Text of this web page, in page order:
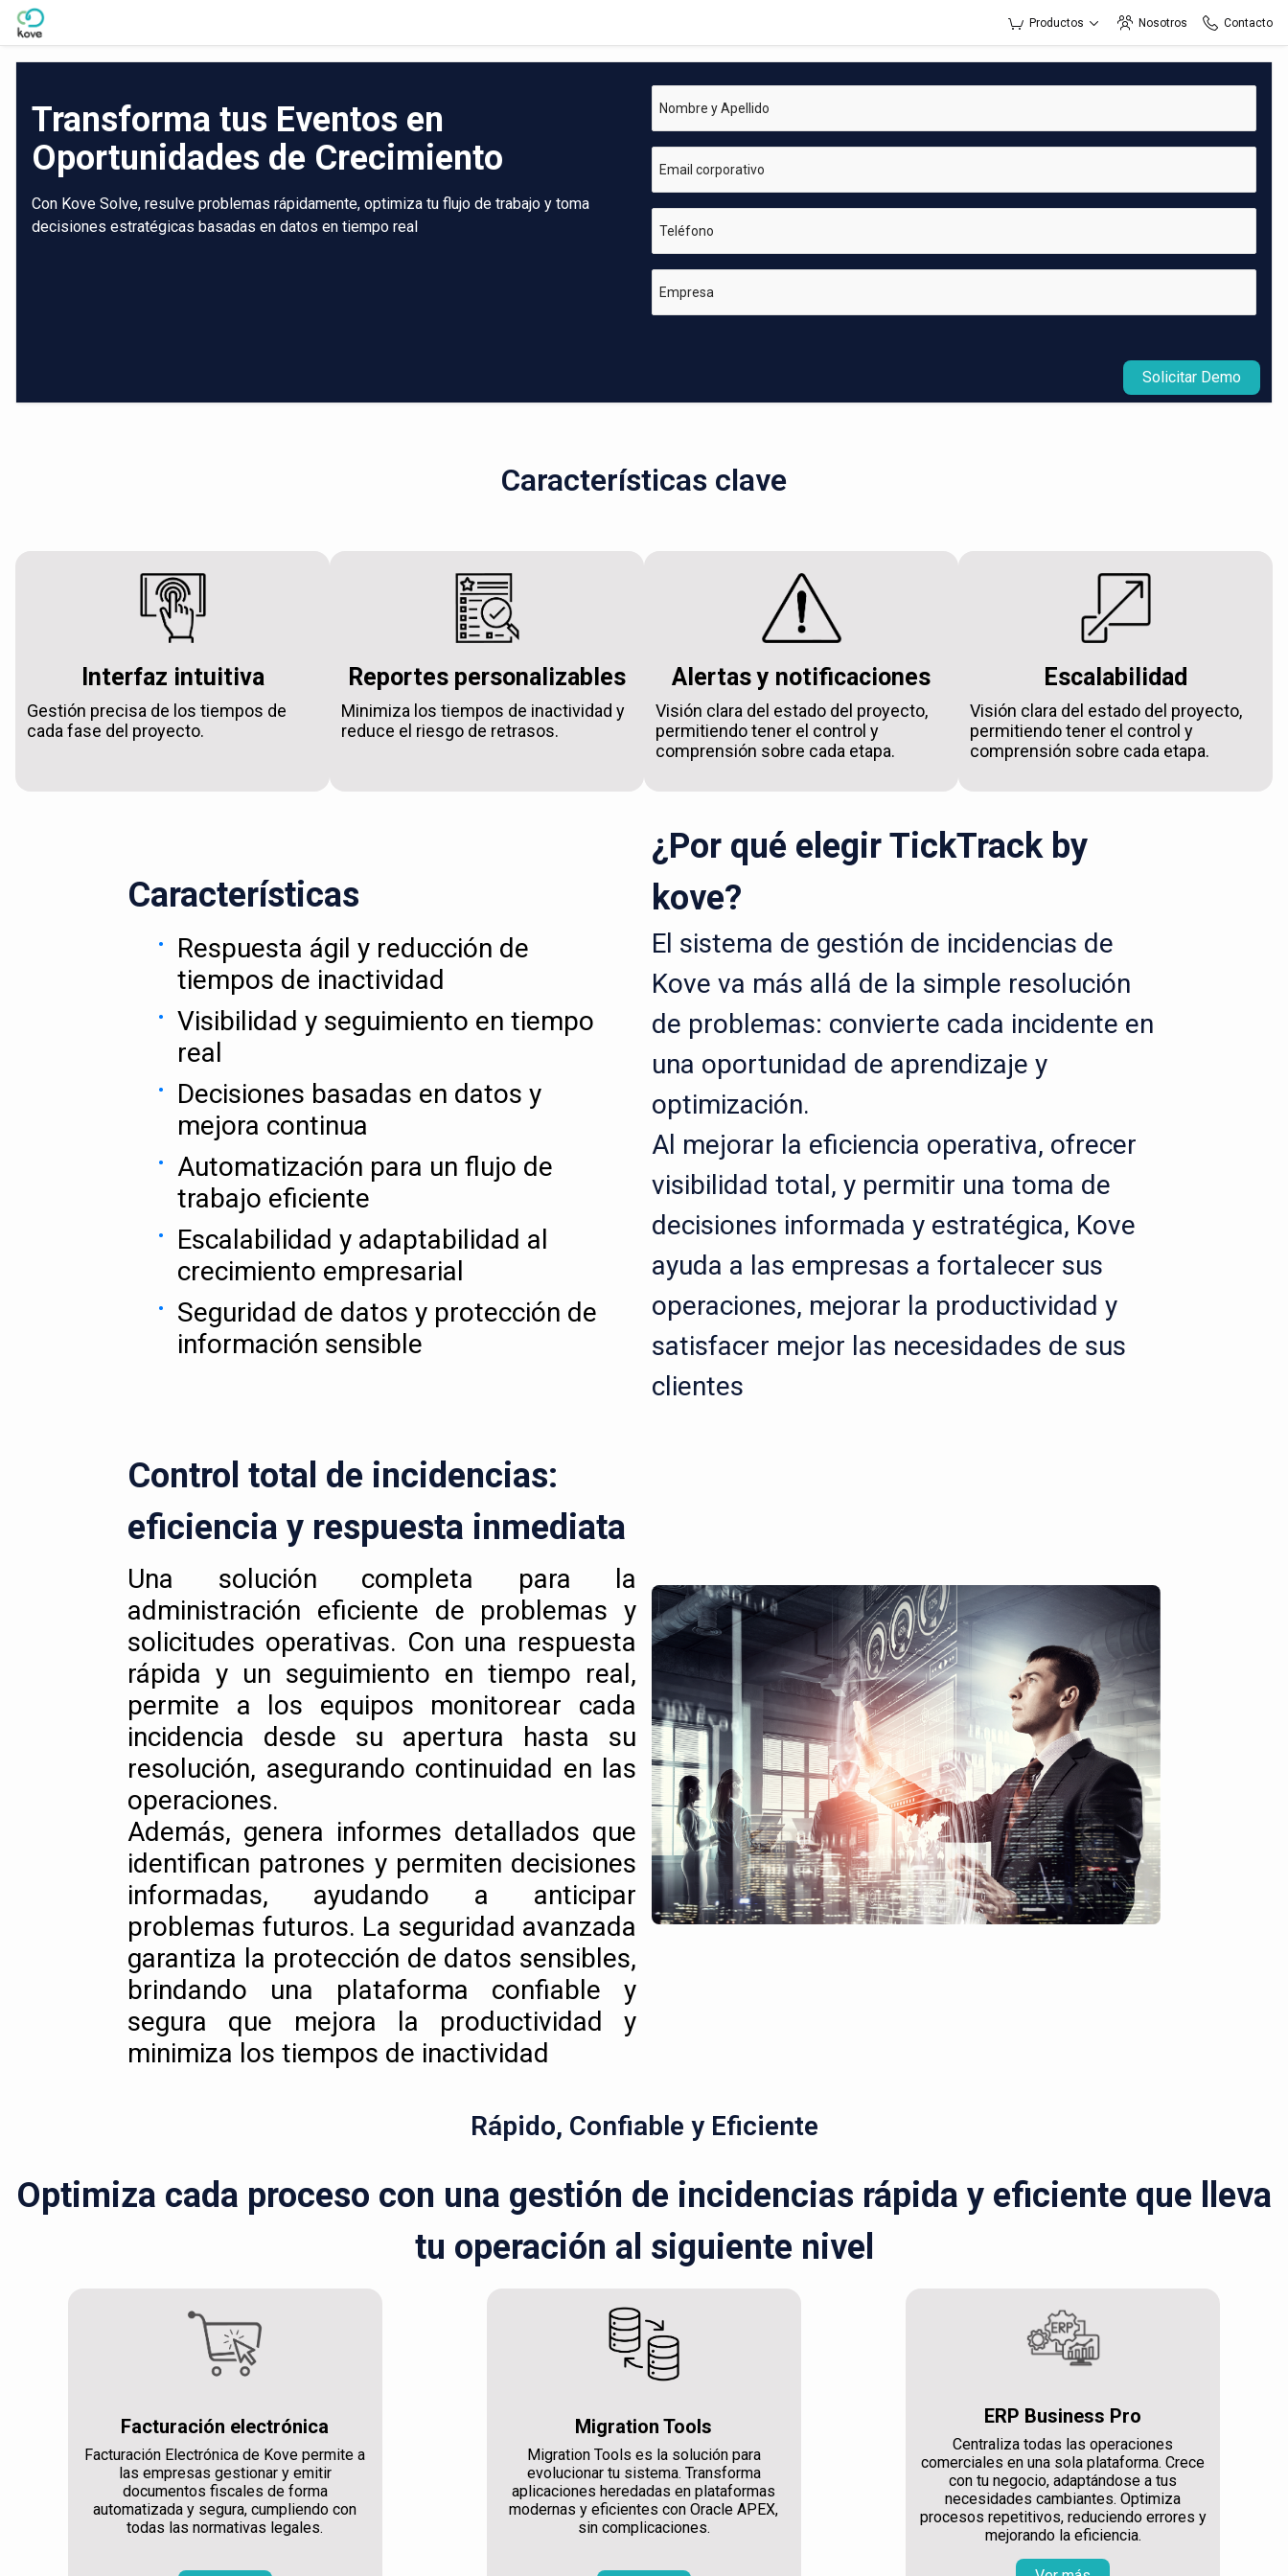
Skip to Main Content
Productos Nosotros Contacto
Transforma tus Eventos en
Oportunidades de Crecimiento
Con Kove Solve, resulve problemas rápidamente, optimiza tu flujo de trabajo y toma
decisiones estratégicas basadas en datos en tiempo real
Nombre y Apellido
Email corporativo
Teléfono
Empresa
Solicitar Demo
Características clave
Interfaz intuitiva
Gestión precisa de los tiempos de
cada fase del proyecto.
Reportes personalizables
Minimiza los tiempos de inactividad y
reduce el riesgo de retrasos.
Alertas y notificaciones
Visión clara del estado del proyecto,
permitiendo tener el control y
comprensión sobre cada etapa.
Escalabilidad
Visión clara del estado del proyecto,
permitiendo tener el control y
comprensión sobre cada etapa.
Características
Respuesta ágil y reducción de
tiempos de inactividad
Visibilidad y seguimiento en tiempo
real
Decisiones basadas en datos y
mejora continua
Automatización para un flujo de
trabajo eficiente
Escalabilidad y adaptabilidad al
crecimiento empresarial
Seguridad de datos y protección de
información sensible
¿Por qué elegir TickTrack by
kove?
El sistema de gestión de incidencias de
Kove va más allá de la simple resolución
de problemas: convierte cada incidente en
una oportunidad de aprendizaje y
optimización.
Al mejorar la eficiencia operativa, ofrecer
visibilidad total, y permitir una toma de
decisiones informada y estratégica, Kove
ayuda a las empresas a fortalecer sus
operaciones, mejorar la productividad y
satisfacer mejor las necesidades de sus
clientes
Control total de incidencias:
eficiencia y respuesta inmediata
Una solución completa para la
administración eficiente de problemas y
solicitudes operativas. Con una respuesta
rápida y un seguimiento en tiempo real,
permite a los equipos monitorear cada
incidencia desde su apertura hasta su
resolución, asegurando continuidad en las
operaciones.
Además, genera informes detallados que
identifican patrones y permiten decisiones
informadas, ayudando a anticipar
problemas futuros. La seguridad avanzada
garantiza la protección de datos sensibles,
brindando una plataforma confiable y
segura que mejora la productividad y
minimiza los tiempos de inactividad
Rápido, Confiable y Eficiente
Optimiza cada proceso con una gestión de incidencias rápida y eficiente que lleva
tu operación al siguiente nivel
Facturación electrónica
Facturación Electrónica de Kove permite a
las empresas gestionar y emitir
documentos fiscales de forma
automatizada y segura, cumpliendo con
todas las normativas legales.
Migration Tools
Migration Tools es la solución para
evolucionar tu sistema. Transforma
aplicaciones heredadas en plataformas
modernas y eficientes con Oracle APEX,
sin complicaciones.
ERP Business Pro
Centraliza todas las operaciones
comerciales en una sola plataforma. Crece
con tu negocio, adaptándose a tus
necesidades cambiantes. Optimiza
procesos repetitivos, reduciendo errores y
mejorando la eficiencia.